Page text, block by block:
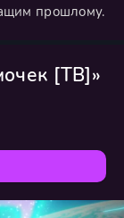
прошлому.
[ТВ]»